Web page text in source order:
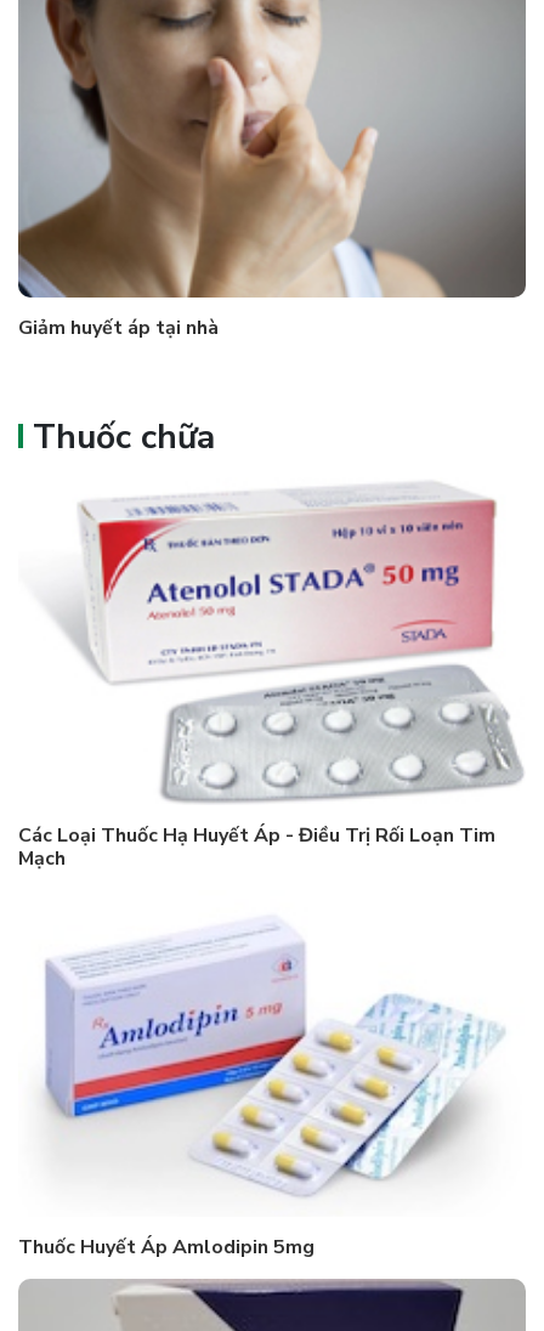
Giảm huyết áp tại nhà
Thuốc chữa
Các Loại Thuốc Hạ Huyết Áp ‎- Điều Trị Rối Loạn Tim
Mạch
Thuốc Huyết Áp Amlodipin 5mg